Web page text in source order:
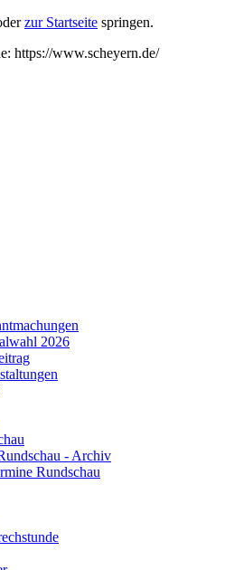
zur Startseite springen.
https://www.scheyern.de/
2026
- Archiv
Rundschau